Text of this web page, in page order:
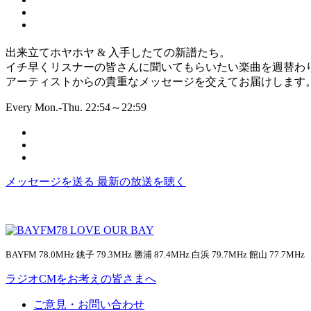
出来立てホヤホヤ & 入手したての新譜たち。
イチ早くリスナーの皆さんに聞いてもらいたい楽曲を週替わ
アーティストからの貴重なメッセージを交えてお届けします。
Every Mon.-Thu. 22:54～22:59
メッセージを送る 最新の放送を聴く
BAYFM 78.0MHz 銚子 79.3MHz 勝浦 87.4MHz 白浜 79.7MHz 館山 77.7MHz
ラジオCMをお考えの皆さまへ
ご意見・お問い合わせ